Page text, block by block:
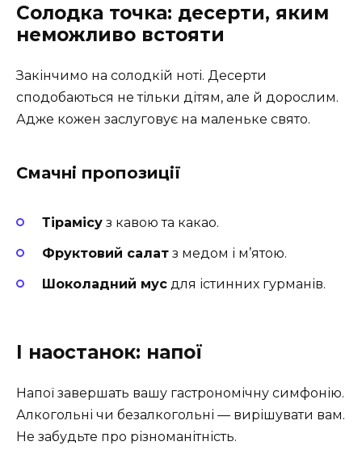
Солодка точка: десерти, яким
неможливо встояти
Закінчимо на солодкій ноті. Десерти
сподобаються не тільки дітям, але й дорослим.
Адже кожен заслуговує на маленьке свято.
Смачні пропозиції
Тірамісу з кавою та какао.
Фруктовий салат з медом і м’ятою.
Шоколадний мус для істинних гурманів.
І наостанок: напої
Напої завершать вашу гастрономічну симфонію.
Алкогольні чи безалкогольні — вирішувати вам.
Не забудьте про різноманітність.